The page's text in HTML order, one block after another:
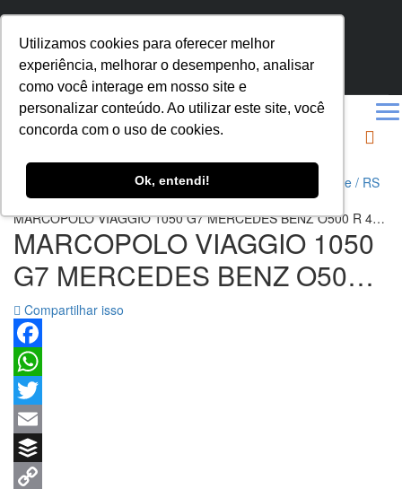
Utilizamos cookies para oferecer melhor
experiência, melhorar o desempenho, analisar
como você interage em nosso site e
personalizar conteúdo. Ao utilizar este site, você
concorda com o uso de cookies.
Ok, entendi!
AV. A. J. RENNER, 535 - HUMAITÁ, PORTO ALEGRE - RS
(51) 3272-7795
Ônibus Usados e Seminovos MarcoPeças, em Porto Alegre / RS
Veículos>ÔNIBUS RODOVIARIO>
MARCOPOLO VIAGGIO 1050 G7 MERCEDES BENZ O500 R 4X2
ANO 2011/2012 46 LUGARES/AR
CONDICIONADO/SANITARIO/JANELAS DE ABRIR/POLTRONAS
CONVENCIONAL/SEM GELADEIRA – REF 1170
MARCOPOLO VIAGGIO 1050
G7 MERCEDES BENZ O500
R 4X2 ANO 2011/2012 46
LUGARES/AR
CONDICIONADO/SANITARIO/
DE ABRIR/POLTRONAS
CONVENCIONAL/SEM
GELADEIRA – REF 1170
Compartilhar isso
Facebook
WhatsApp
Twitter
Email
Buffer